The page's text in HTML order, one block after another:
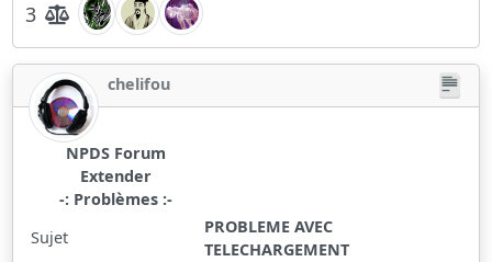
3
chelifou
NPDS Forum
Extender
-: Problèmes :-
Sujet
PROBLEME AVEC
TELECHARGEMENT